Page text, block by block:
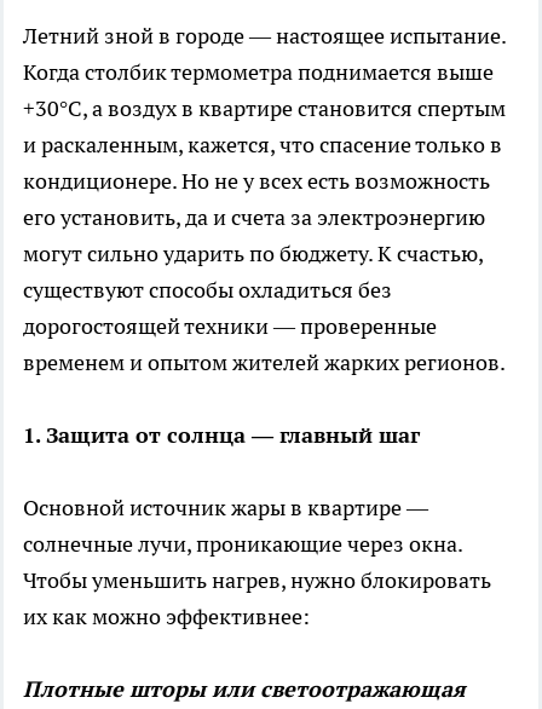
Летний зной в городе — настоящее испытание.
Когда столбик термометра поднимается выше
+30°C, а воздух в квартире становится спертым
и раскаленным, кажется, что спасение только в
кондиционере. Но не у всех есть возможность
его установить, да и счета за электроэнергию
могут сильно ударить по бюджету. К счастью,
существуют способы охладиться без
дорогостоящей техники — проверенные
временем и опытом жителей жарких регионов.
1. Защита от солнца — главный шаг
Основной источник жары в квартире —
солнечные лучи, проникающие через окна.
Чтобы уменьшить нагрев, нужно блокировать
их как можно эффективнее:
Плотные шторы или светоотражающая